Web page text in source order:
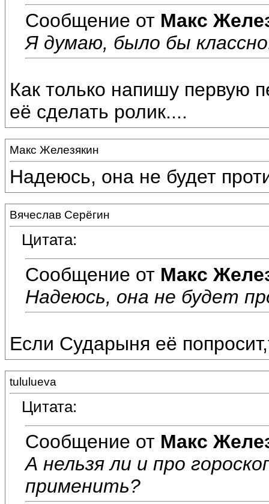
Сообщение от Макс
Я думаю, было бы
Как только напишу первую
её сделать ролик....
Макс Железякин
Надеюсь, она не будет
Вячеслав Серёгин
Цитата:
Сообщение от Макс
Надеюсь, она не будет
Если Сударыня её
tululueva
Цитата:
Сообщение от Макс
А нельзя ли и про
применить?